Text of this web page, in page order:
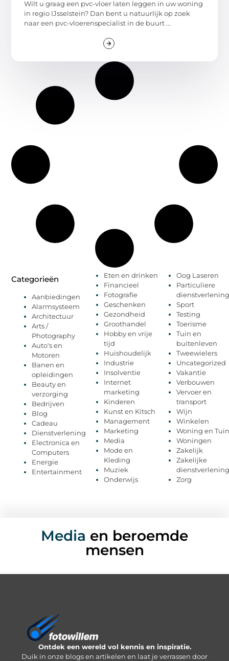
Wilt u graag een pvc-vloer laten leggen in uw woning
in regio IJsselstein? Dan bent u natuurlijk op zoek
naar een pvc-vloerenspecialist in de buurt ...
Categorieën
Aanbiedingen
Alarmsysteem
Architectuur
Arts /
Photography
Auto's en
Motoren
Banen en
opleidingen
Beauty en
verzorging
Bedrijven
Blog
Cadeau
Dienstverlening
Electronica en
Computers
Energie
Entertainment
Eten en drinken
Financieel
Fotografie
Geschenken
Gezondheid
Groothandel
Hobby en vrije
tijd
Huishoudelijk
Industrie
Insolventie
Internet
marketing
Kinderen
Kunst en Kitsch
Management
Marketing
Media
Mode en
Kleding
Muziek
Onderwijs
Oog Laseren
Particuliere
dienstverlening
Sport
Testing
Toerisme
Tuin en
buitenleven
Tweewielers
Uncategorized
Vakantie
Verbouwen
Vervoer en
transport
Wijn
Winkelen
Woning en Tuin
Woningen
Zakelijk
Zakelijke
dienstverlening
Zorg
Media en beroemde
mensen
Ontdek een wereld vol kennis en inspiratie.
Duik in onze blogs en artikelen en laat je verrassen door